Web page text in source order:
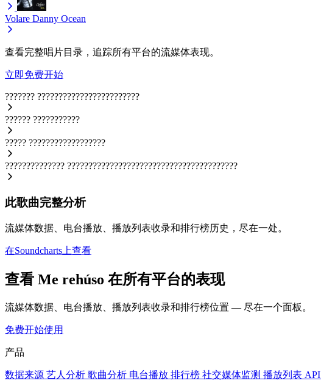
Volare Danny Ocean
查看完整唱片目录，追踪所有平台的流媒体表现。
立即免费开始
??????? ????????????????????????
?????? ???????????
????? ??????????????????
?????????????? ????????????????????????????????????????
此歌曲完整分析
流媒体数据、电台播放、播放列表收录和排行榜历史，尽在一处。
在Soundcharts上查看
查看 Me rehúso 在所有平台的表现
流媒体数据、电台播放、播放列表收录和排行榜位置 — 尽在一个面板。
免费开始使用
产品
数据来源 艺人分析 歌曲分析 电台播放 排行榜 社交媒体监测 播放列表 API